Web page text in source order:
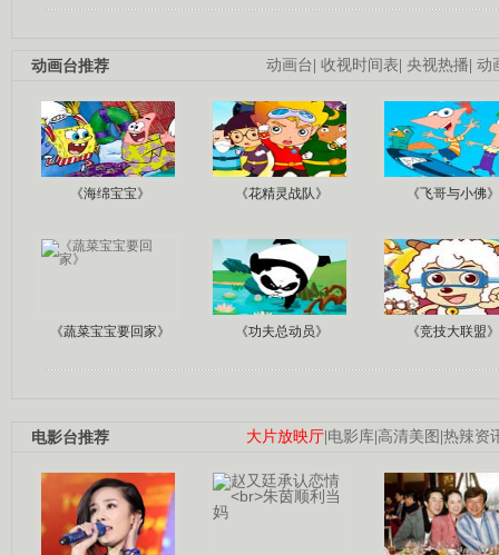
动画台| 收视时间表| 央视热播| 动
动画台推荐
《海绵宝宝》 《花精灵战队》 《飞哥与小佛》
《蔬菜宝宝要回家》 《功夫总动员》 《竞技大联盟》
大片放映厅|电影库|高清美图 |热辣资
电影台推荐